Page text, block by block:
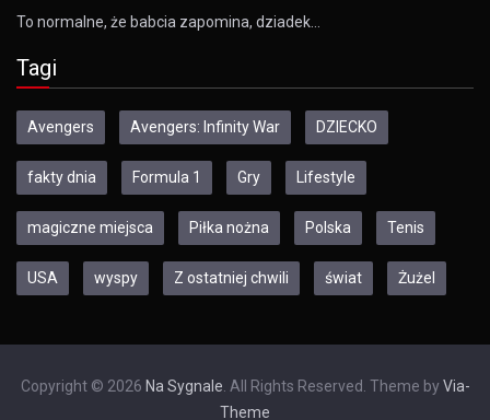
To normalne, że babcia zapomina, dziadek…
Tagi
Avengers Avengers: Infinity War DZIECKO
fakty dnia Formula 1 Gry Lifestyle
magiczne miejsca Piłka nożna Polska Tenis
USA wyspy Z ostatniej chwili świat Żużel
Copyright © 2026 Na Sygnale. All Rights Reserved. Theme by Via-
Theme